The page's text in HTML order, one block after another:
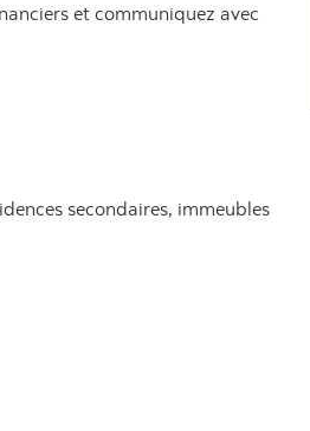
et communiquez avec
secondaires, immeubles